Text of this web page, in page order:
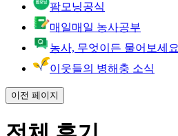
팜모닝공식
매일매일 농사공부
농사, 무엇이든 물어보세요
이웃들의 병해충 소식
이전 페이지